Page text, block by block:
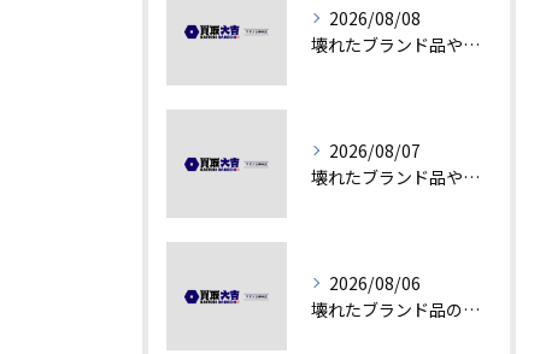
2026/08/08
壊れたブランド品や汚れアクセサリーの買取価値解説
2026/08/07
壊れたブランド品や古物の価値を見極める秘訣
2026/08/06
壊れたブランド品の価値を見極める技術とは